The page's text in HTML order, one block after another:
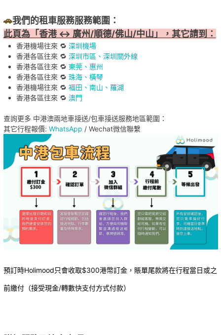
🚗我們的租車服務服務範圍：
此頁為「香港 ↔ 廣州/順德/佛山/中山」，其它請到：
香港機場往來 🔁 深圳機場
香港各區往來 🔁 深圳市區、深圳關外線
香港各區往來 🔁 東莞、惠州
香港各區往來 🔁 珠海、橫琴
香港機場往來 🔁 福田、南山、羅湖
香港各區往來 🔁 澳門
查詢更多 中港澳兩地車接送/包車接送服務地區範圍：
其它行程報價: WhatsApp / Wechat微信聯繫
預訂時Holimood只會收取$300港幣訂金，賬單尾款將在行程當日或之
前繳付（接受現金/轉數快支付方式付款）